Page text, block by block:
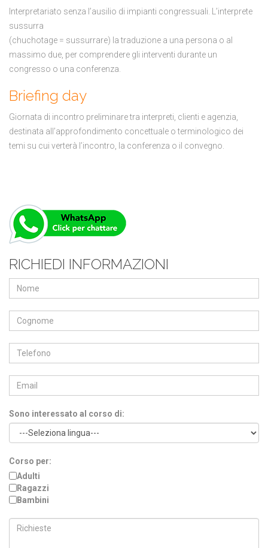
Interpretariato senza l’ausilio di impianti congressuali. L’interprete
sussurra
(chuchotage = sussurrare) la traduzione a una persona o al
massimo due, per comprendere gli interventi durante un
congresso o una conferenza.
Briefing day
Giornata di incontro preliminare tra interpreti, clienti e agenzia,
destinata all’approfondimento concettuale o terminologico dei
temi su cui verterà l’incontro, la conferenza o il convegno.
RICHIEDI INFORMAZIONI
Sono interessato al corso di:
Corso per:
Adulti
Ragazzi
Bambini